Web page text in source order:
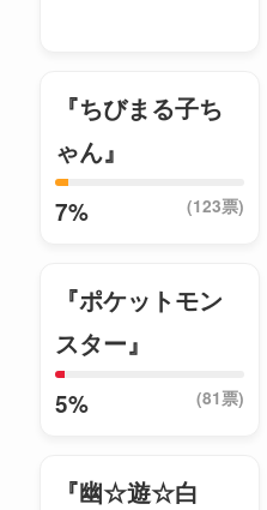
『ちびまる子ち
ゃん』
7% (123票)
『ポケットモン
スター』
5% (81票)
『幽☆遊☆白